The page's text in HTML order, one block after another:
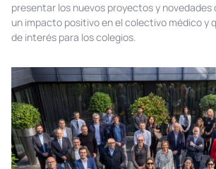
presentar los nuevos proyectos y novedades
un impacto positivo en el colectivo médico y
de interés para los colegios.